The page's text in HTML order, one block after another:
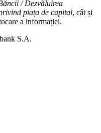
/ Dezvăluirea
piața de capital, cât și
a informației.
S.A.